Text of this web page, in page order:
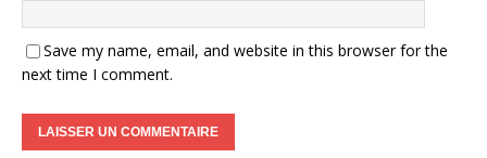
Save my name, email, and website in this browser for the
next time I comment.